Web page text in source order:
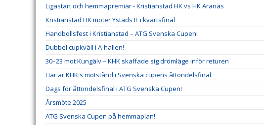
Ligastart och hemmapremiär - Kristianstad HK vs HK Aranäs
Kristianstad HK möter Ystads IF i kvartsfinal
Handbollsfest i Kristianstad – ATG Svenska Cupen!
Dubbel cupkväll i A-hallen!
30–23 mot Kungälv – KHK skaffade sig drömläge inför returen
Här är KHK:s motstånd i Svenska cupens åttondelsfinal
Dags för åttondelsfinal i ATG Svenska Cupen!
Årsmöte 2025
ATG Svenska Cupen på hemmaplan!